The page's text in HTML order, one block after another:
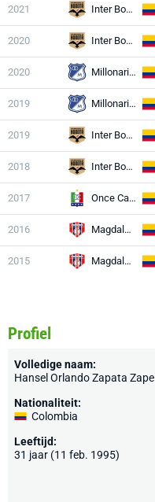
2021 Inter Bogotá
2020 Inter Bogotá
2020 Millonarios
2019 Millonarios
2019 Inter Bogotá
2018 Inter Bogotá
2017 Once Caldas
2016 Magdalena
2015 Magdalena
Profiel
Volledige naam:
Hansel Orlando Zapata Zape
Nationaliteit:
Colombia
Leeftijd:
31 jaar (11 feb. 1995)